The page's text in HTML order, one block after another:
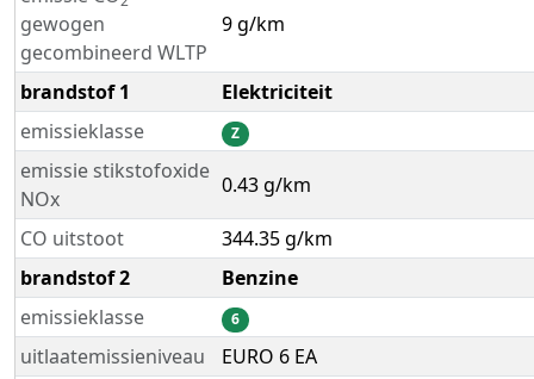
gewogen
gecombineerd WLTP
9 g/km
brandstof 1
Elektriciteit
emissieklasse
Z
emissie stikstofoxide
NOx
0.43 g/km
CO uitstoot
344.35 g/km
brandstof 2
Benzine
emissieklasse
6
uitlaatemissieniveau
EURO 6 EA